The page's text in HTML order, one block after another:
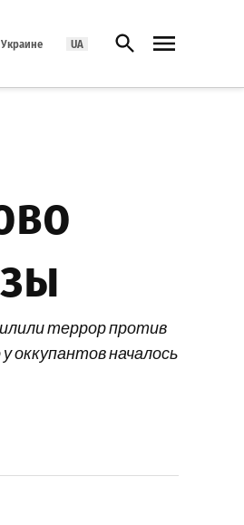
UA Открыть поиск
террор против
оккупантов началось